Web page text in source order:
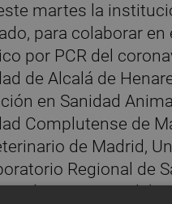
martes la
para colaborar en
por PCR del
de Alcalá de
en Sanidad
Complutense de
de Madrid,
Regional de
León, Centro